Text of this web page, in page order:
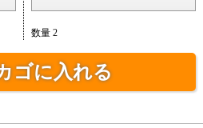
数量 2
ゴに入れる